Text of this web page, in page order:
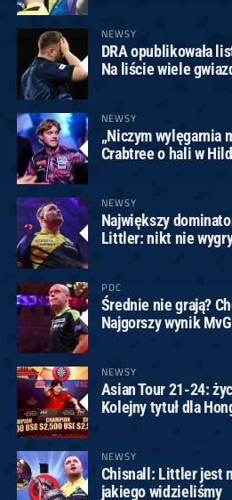
NEWSY
DRA opublikowała
Na liście wiele
NEWSY
„Niczym wylęgarnia
Crabtree o hali w
NEWSY
Największy
Littler: nikt nie
PDC
Średnie nie grają?
Najgorszy wynik
NEWSY
Asian Tour 21-24:
Kolejny tytuł dla
NEWSY
Chisnall: Littler jest
jakiego widzieliśmy